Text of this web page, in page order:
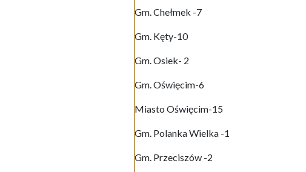
Gm. Chełmek -7
Gm. Kęty-10
Gm. Osiek- 2
Gm. Oświęcim-6
Miasto Oświęcim-15
Gm. Polanka Wielka -1
Gm. Przeciszów -2